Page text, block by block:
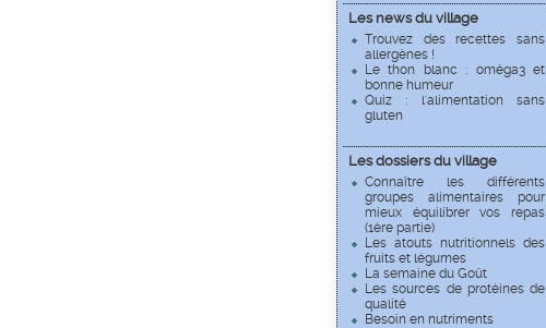
Les news du village
Trouvez des recettes sans
allergènes !
Le thon blanc : oméga3 et
bonne humeur
Quiz : l'alimentation sans
gluten
Les dossiers du village
Connaître les différents
groupes alimentaires pour
mieux équilibrer vos repas
(1ère partie)
Les atouts nutritionnels des
fruits et légumes
La semaine du Goût
Les sources de protéines de
qualité
Besoin en nutriments